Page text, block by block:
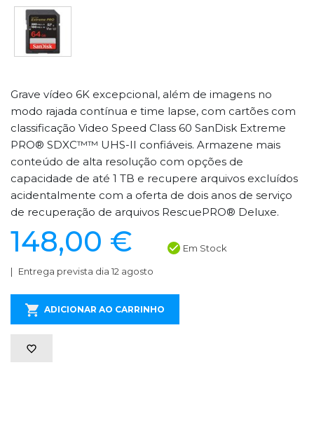
Grave vídeo 6K excepcional, além de imagens no
modo rajada contínua e time lapse, com cartões com
classificação Video Speed Class 60 SanDisk Extreme
PRO® SDXC™™ UHS-II confiáveis. Armazene mais
conteúdo de alta resolução com opções de
capacidade de até 1 TB e recupere arquivos excluídos
acidentalmente com a oferta de dois anos de serviço
de recuperação de arquivos RescuePRO® Deluxe.
148,00 € Em Stock
Entrega prevista dia 12 agosto
ADICIONAR AO CARRINHO